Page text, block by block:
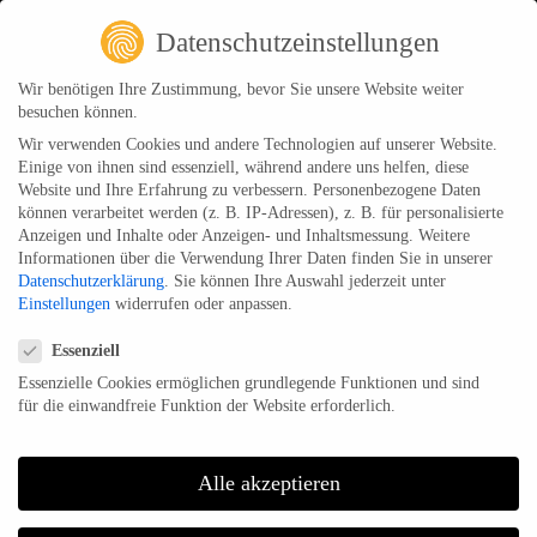
Home Datenschutz
Datenschutzerklärung
Name und Anschrift des
Verantwortlichen
Der Verantwortliche im Sinne der Datenschutz-Grundverordnung und anderer
Datenschutzeinstellungen
Wir benötigen Ihre Zustimmung, bevor Sie unsere Website weiter
besuchen können.
Wir verwenden Cookies und andere Technologien auf unserer Website.
Einige von ihnen sind essenziell, während andere uns helfen, diese
Website und Ihre Erfahrung zu verbessern. Personenbezogene Daten
können verarbeitet werden (z. B. IP-Adressen), z. B. für personalisierte
Anzeigen und Inhalte oder Anzeigen- und Inhaltsmessung. Weitere
Informationen über die Verwendung Ihrer Daten finden Sie in unserer
Datenschutzerklärung. Sie können Ihre Auswahl jederzeit unter
Einstellungen widerrufen oder anpassen.
Essenziell
Essenzielle Cookies ermöglichen grundlegende Funktionen und sind
für die einwandfreie Funktion der Website erforderlich.
Alle akzeptieren